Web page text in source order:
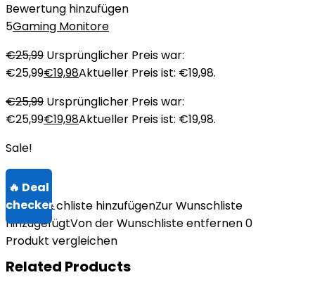
Bewertung hinzufügen
5Gaming Monitore
€25,99 Ursprünglicher Preis war:
€25,99€19,98Aktueller Preis ist: €19,98.
€25,99 Ursprünglicher Preis war:
€25,99€19,98Aktueller Preis ist: €19,98.
Sale!
Zur Wunschliste hinzufügenZur Wunschliste
hinzugefügtVon der Wunschliste entfernen0
Produkt vergleichen
Related Products